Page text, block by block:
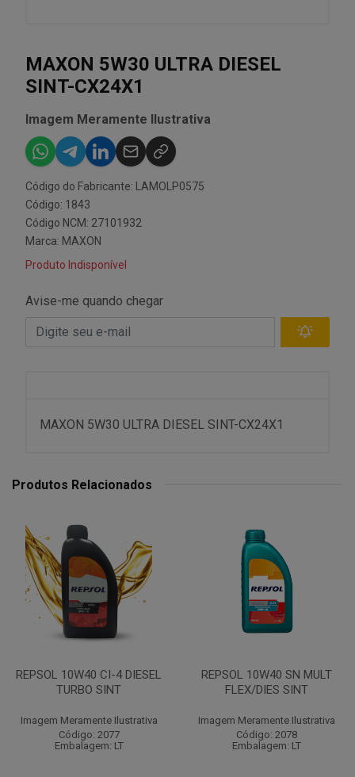
MAXON 5W30 ULTRA DIESEL
SINT-CX24X1
Imagem Meramente Ilustrativa
Código do Fabricante: LAMOLP0575
Código: 1843
Código NCM: 27101932
Marca: MAXON
Produto Indisponível
Avise-me quando chegar
MAXON 5W30 ULTRA DIESEL SINT-CX24X1
Produtos Relacionados
REPSOL 10W40 CI-4 DIESEL
TURBO SINT
Imagem Meramente Ilustrativa
Código: 2077
Embalagem: LT
REPSOL 10W40 SN MULT
FLEX/DIES SINT
Imagem Meramente Ilustrativa
Código: 2078
Embalagem: LT